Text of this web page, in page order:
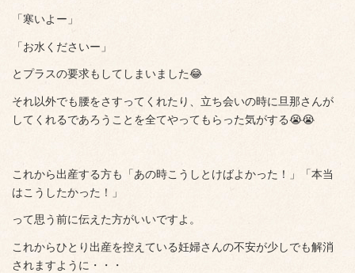
「寒いよー」
「お水くださいー」
とプラスの要求もしてしまいました😂
それ以外でも腰をさすってくれたり、立ち会いの時に旦那さんが
してくれるであろうことを全てやってもらった気がする😭😭
これから出産する方も「あの時こうしとけばよかった！」「本当
はこうしたかった！」
って思う前に伝えた方がいいですよ。
これからひとり出産を控えている妊婦さんの不安が少しでも解消
されますように・・・